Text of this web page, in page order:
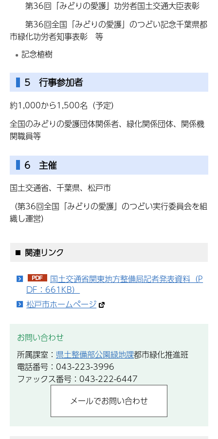
第36回「みどりの愛護」功労者国土交通大臣表彰
第36回全国「みどりの愛護」のつどい記念千葉県都
市緑化功労者知事表彰 等
記念植樹
5 行事参加者
約1,000から1,500名（予定）
全国のみどりの愛護団体関係者、緑化関係団体、関係機
関職員等
6 主催
国土交通省、千葉県、松戸市
（第36回全国「みどりの愛護」のつどい実行委員会を組
織し運営）
関連リンク
国土交通省関東地方整備局記者発表資料（P
DF：661KB）
松戸市ホームページ
お問い合わせ
所属課室： 県土整備部公園緑地課都市緑化推進班
電話番号：043-223-3996
ファックス番号：043-222-6447